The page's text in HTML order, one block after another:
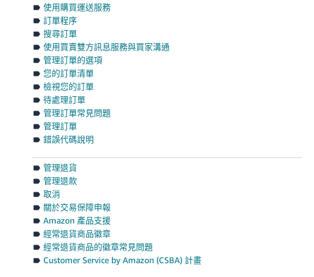
使用購買運送服務
訂單程序
搜尋訂單
使用買賣雙方訊息服務與買家溝通
管理訂單的選項
您的訂單清單
檢視您的訂單
待處理訂單
管理訂單常見問題
管理訂單
錯誤代碼說明
管理退貨
管理退款
取消
關於交易保障申報
Amazon 產品支援
經常退貨商品徽章
經常退貨商品的徽章常見問題
Customer Service by Amazon (CSBA) 計畫